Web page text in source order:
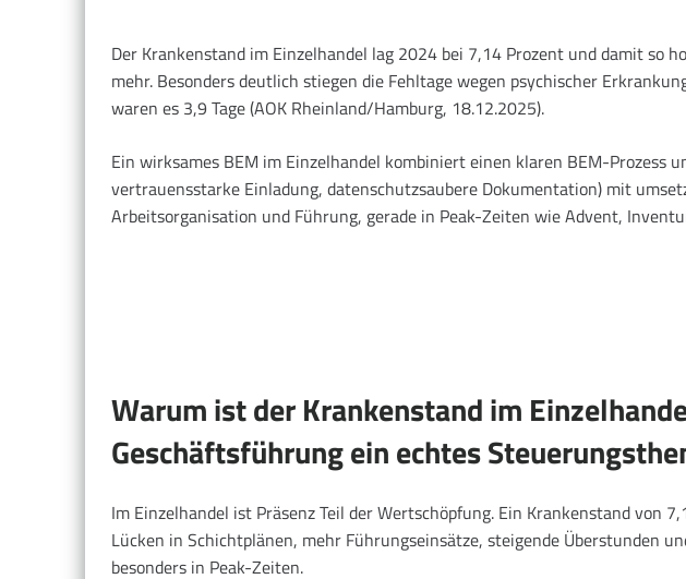
Der Krankenstand im Einzelhandel lag 2024 bei 7,14 Prozent und damit so
mehr. Besonders deutlich stiegen die Fehltage wegen psychischer
waren es 3,9 Tage (AOK Rheinland/Hamburg, 18.12.2025).
Ein wirksames BEM im Einzelhandel kombiniert einen klaren BEM-Prozess
vertrauensstarke Einladung, datenschutzsaubere Dokumentation) mit
Arbeitsorganisation und Führung, gerade in Peak-Zeiten wie Advent,
Warum ist der Krankenstand im
Geschäftsführung ein echtes
Im Einzelhandel ist Präsenz Teil der Wertschöpfung. Ein Krankenstand von
Lücken in Schichtplänen, mehr Führungseinsätze, steigende Überstunden
besonders in Peak-Zeiten.